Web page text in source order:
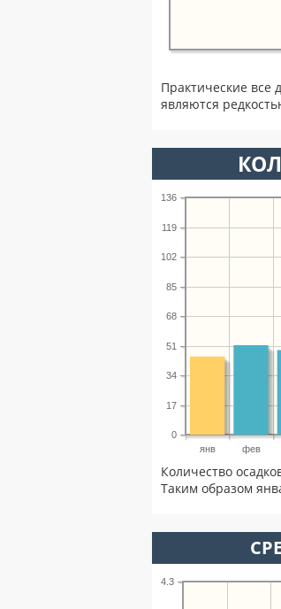
Практические
являются
янв фев
0
17
34
51
68
85
102
119
136
Количество
Таким образом
4.3